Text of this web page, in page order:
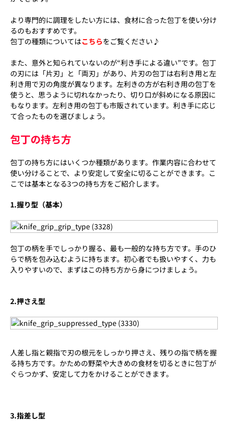
より専門的に調理をしたい方には、食材に合った包丁を使い分け
るのもおすすめです。
包丁の種類についてはこちらをご覧ください♪
また、意外と知られていないのが“利き手による違い”です。包丁
の刃には「片刃」と「両刃」があり、片刃の包丁は右利き用と左
利き用で刃の角度が異なります。左利きの方が右利き用の包丁を
使うと、思うように切れなかったり、切り口が斜めになる原因に
もなります。左利き用の包丁も市販されています。利き手に応じ
て合ったものを選びましょう。
包丁の持ち方
包丁の持ち方にはいくつか種類があります。作業内容に合わせて
使い分けることで、より安定して安全に切ることができます。こ
こでは基本となる3つの持ち方をご紹介します。
1.握り型（基本）
包丁の柄を手でしっかり握る、最も一般的な持ち方です。手のひ
らで柄を包み込むように持ちます。初心者でも扱いやすく、力も
入りやすいので、まずはこの持ち方から身につけましょう。
2.押さえ型
人差し指と親指で刃の根元をしっかり押さえ、残りの指で柄を握
る持ち方です。かための野菜や大きめの食材を切るときに包丁が
ぐらつかず、安定して力をかけることができます。
3.指差し型